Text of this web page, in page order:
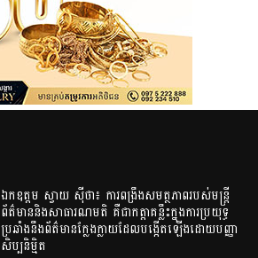
ឯកឧត្តម ស្វាយ ស៊ីថា៖ ការពង្រឹងសមត្ថភាពរបស់មន្ត្រី
ព័ត៌មាននិងសាធារណមតិ គឺជាកត្តាគន្លឹះក្នុងការប្រយុទ្ធ
ប្រឆាំងនឹងព័ត៌មានក្លែងក្លាយដែលបង្កើតឡើងដោយបញ្ញា
សិប្បនិម្មិត